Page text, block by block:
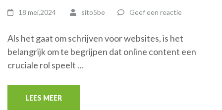
18 mei,2024 sito5be Geef een reactie
Als het gaat om schrijven voor websites, is het
belangrijk om te begrijpen dat online content een
cruciale rol speelt …
LEES MEER